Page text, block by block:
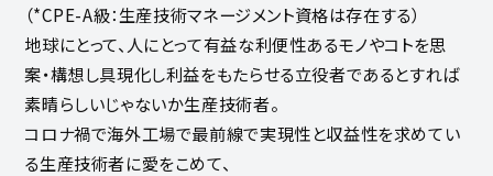
（*CPE-A級：生産技術マネージメント資格は存在する）
地球にとって、人にとって有益な利便性あるモノやコトを思
案・構想し具現化し利益をもたらせる立役者であるとすれば
素晴らしいじゃないか生産技術者。
コロナ禍で海外工場で最前線で実現性と収益性を求めてい
る生産技術者に愛をこめて、